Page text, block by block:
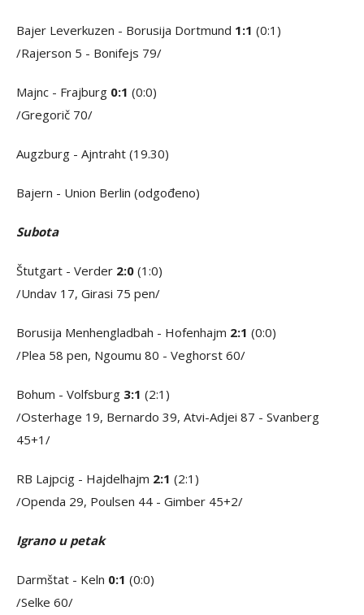
Bajer Leverkuzen - Borusija Dortmund 1:1 (0:1)
/Rajerson 5 - Bonifejs 79/
Majnc - Frajburg 0:1 (0:0)
/Gregorič 70/
Augzburg - Ajntraht (19.30)
Bajern - Union Berlin (odgođeno)
Subota
Štutgart - Verder 2:0 (1:0)
/Undav 17, Girasi 75 pen/
Borusija Menhengladbah - Hofenhajm 2:1 (0:0)
/Plea 58 pen, Ngoumu 80 - Veghorst 60/
Bohum - Volfsburg 3:1 (2:1)
/Osterhage 19, Bernardo 39, Atvi-Adjei 87 - Svanberg
45+1/
RB Lajpcig - Hajdelhajm 2:1 (2:1)
/Openda 29, Poulsen 44 - Gimber 45+2/
Igrano u petak
Darmštat - Keln 0:1 (0:0)
/Selke 60/